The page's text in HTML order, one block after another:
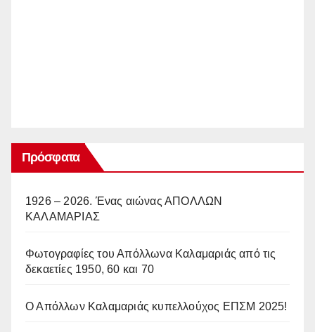
Πρόσφατα
1926 – 2026. Ένας αιώνας ΑΠΟΛΛΩΝ
ΚΑΛΑΜΑΡΙΑΣ
Φωτογραφίες του Απόλλωνα Καλαμαριάς από τις
δεκαετίες 1950, 60 και 70
Ο Απόλλων Καλαμαριάς κυπελλούχος ΕΠΣΜ 2025!